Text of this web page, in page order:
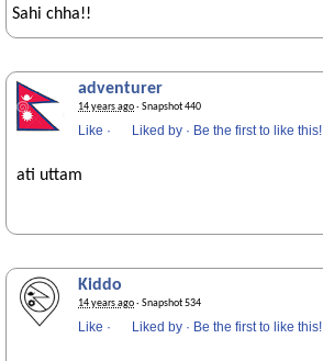
Sahi chha!!
adventurer
14 years ago· Snapshot 440
Like · Liked by · Be the first to like this!
ati uttam
Kiddo
14 years ago· Snapshot 534
Like · Liked by · Be the first to like this!